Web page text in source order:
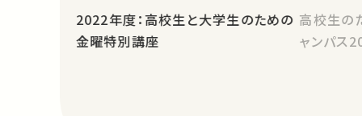
2022年度：高校生と大学生のための
金曜特別講座
高校生の
ャンパ